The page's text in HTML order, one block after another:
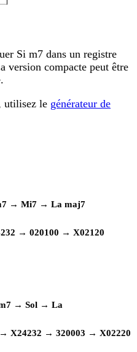
Si m7 dans un registre
version compacte peut être
utilisez le générateur de
→ Mi7 → La maj7
→ 020100 → X02120
→ Sol → La
X24232 → 320003 → X02220